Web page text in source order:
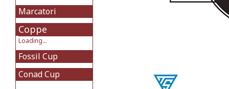
Marcatori
Coppe
Loading...
Fossil Cup
Conad Cup